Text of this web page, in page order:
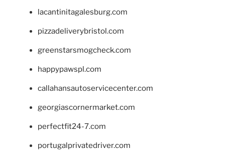
lacantinitagalesburg.com
pizzadeliverybristol.com
greenstarsmogcheck.com
happypawspl.com
callahansautoservicecenter.com
georgiascornermarket.com
perfectfit24-7.com
portugalprivatedriver.com